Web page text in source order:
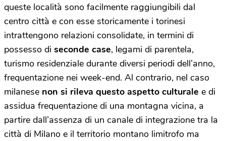
queste località sono facilmente raggiungibili dal
centro città e con esse storicamente i torinesi
intrattengono relazioni consolidate, in termini di
possesso di seconde case, legami di parentela,
turismo residenziale durante diversi periodi dell’anno,
frequentazione nei week-end. Al contrario, nel caso
milanese non si rileva questo aspetto culturale e di
assidua frequentazione di una montagna vicina, a
partire dall’assenza di un canale di integrazione tra la
città di Milano e il territorio montano limitrofo ma